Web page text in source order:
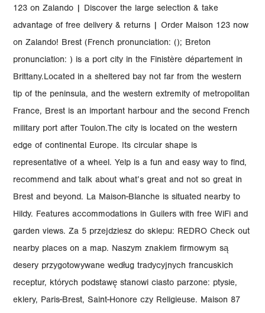
123 on Zalando | Discover the large selection & take
advantage of free delivery & returns | Order Maison 123 now
on Zalando! Brest (French pronunciation: (); Breton
pronunciation: ) is a port city in the Finistère département in
Brittany.Located in a sheltered bay not far from the western
tip of the peninsula, and the western extremity of metropolitan
France, Brest is an important harbour and the second French
military port after Toulon.The city is located on the western
edge of continental Europe. Its circular shape is
representative of a wheel. Yelp is a fun and easy way to find,
recommend and talk about what’s great and not so great in
Brest and beyond. La Maison-Blanche is situated nearby to
Hildy. Features accommodations in Guilers with free WiFi and
garden views. Za 5 przejdziesz do sklepu: REDRO Check out
nearby places on a map. Naszym znakiem firmowym są
desery przygotowywane według tradycyjnych francuskich
receptur, których podstawę stanowi ciasto parzone: ptysie,
eklery, Paris-Brest, Saint-Honore czy Religieuse. Maison 87